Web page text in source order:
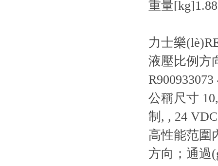
重量[kg]1.88
力士樂
液壓比例方
公稱尺寸
制, , 24 VDC
高性能范圍
方向；通過